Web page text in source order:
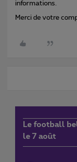
informations.
Merci de votre
Le football
le 7 août